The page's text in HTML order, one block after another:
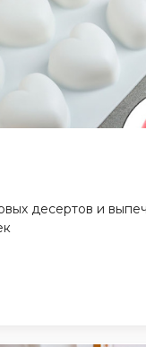
десертов и